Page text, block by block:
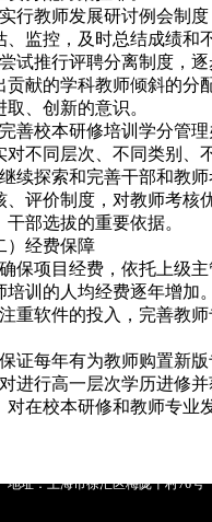
行教师发展研讨例会制
、监控，及时总结成绩和
试推行评聘分离制度，
贡献的学科教师倾斜的分
取、创新的意识。
善校本研修培训学分管
对不同层次、不同类别、
续探索和完善干部和教
、评价制度，对教师考核
干部选拔的重要依据。
）经费保障
保项目经费，依托上级
培训的人均经费逐年增加
重软件的投入，完善教
证每年有为教师购置新
进行高一层次学历进修
对在校本研修和教师专业
地址：上海市徐汇区梅陇十村76号